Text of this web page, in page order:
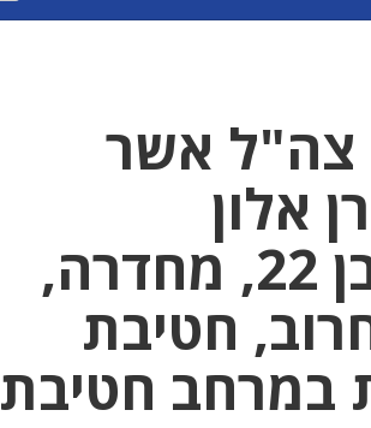
צה"ל אשר
אלון
סאקאג׳יו (Alon Sacgiu), בן 22, מחדרה,
חטיבת
במרחב חטיבת